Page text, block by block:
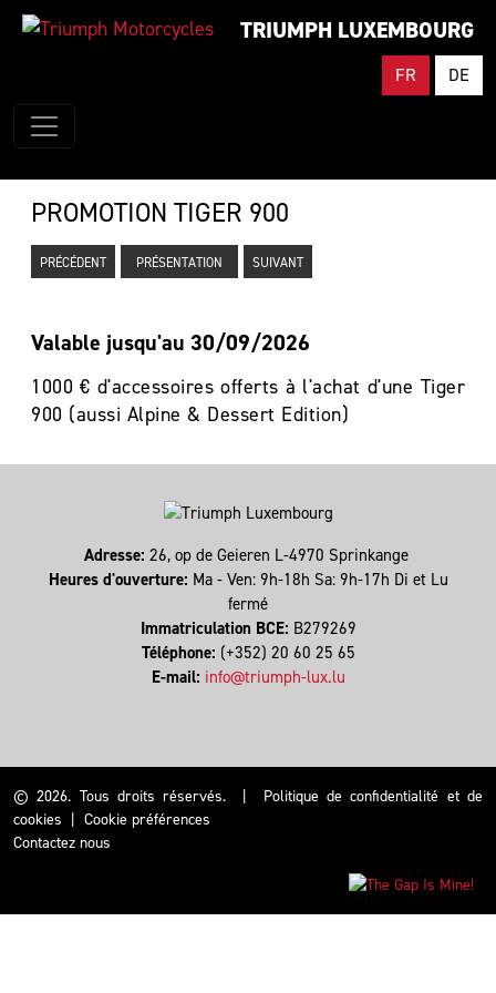
TRIUMPH LUXEMBOURG
FR DE
PROMOTION TIGER 900
PRÉCÉDENT PRÉSENTATION SUIVANT
Valable jusqu'au 30/09/2026
1000 € d'accessoires offerts à l'achat d'une Tiger
900 (aussi Alpine & Dessert Edition)
Adresse: 26, op de Geieren L-4970 Sprinkange
Heures d'ouverture: Ma - Ven: 9h-18h Sa: 9h-17h Di et Lu
fermé
Immatriculation BCE: B279269
Téléphone: (+352) 20 60 25 65
E-mail: info@triumph-lux.lu
© 2026. Tous droits réservés.
Politique de confidentialité et de
cookies
Cookie préférences
Contactez nous